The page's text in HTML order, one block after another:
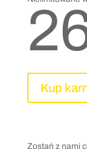
Kup
Zostań z nami